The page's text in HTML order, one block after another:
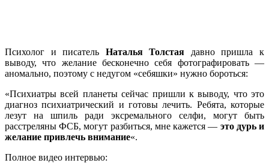
Психолог и писатель Наталья Толстая давно пришла к
выводу, что желание бесконечно себя фотографировать —
аномально, поэтому с недугом «себяшки» нужно бороться:
«Психиатры всей планеты сейчас пришли к выводу, что это
диагноз психиатрический и готовы лечить. Ребята, которые
лезут на шпиль ради эксремального селфи, могут быть
расстреляны ФСБ, могут разбиться, мне кажется — это дурь и
желание привлечь внимание«.
Полное видео интервью: